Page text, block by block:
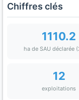
Chiffres clés
1110.2
ha de SAU déclarée
12
exploitations